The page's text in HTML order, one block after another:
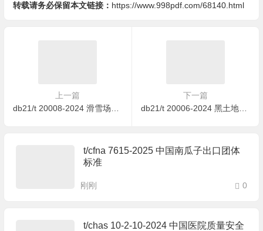
转载请务必保留本文链接： https://www.998pdf.com/68140.html
上一篇
下一篇
db21/t 20006-2024 黑土地横坡种植技术规程
t/cfna 7615-2025 中国南瓜子出口团体
标准
刚刚 0
t/chas 10-2-10-2024 中国医院质量安全